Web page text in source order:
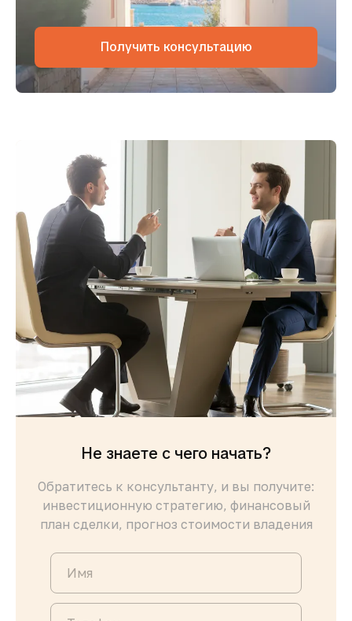
Получить консультацию
Не знаете с чего начать?
Обратитесь к консультанту, и вы получите:
инвестиционную стратегию, финансовый
план сделки, прогноз стоимости владения